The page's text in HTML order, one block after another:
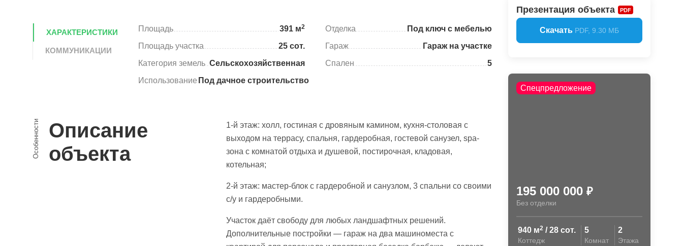
ХАРАКТЕРИСТИКИ
КОММУНИКАЦИИ
Площадь 391 м2
Площадь участка
25 сот.
Категория земель Сельскохозяйственная
Использование Под дачное строительство
Отделка
Под ключ с мебелью
Гараж
Гараж на участке
Спален
5
Особенности Описание
объекта
1-й этаж: холл, гостиная с дровяным камином, кухня-столовая с
выходом на террасу, спальня, гардеробная, гостевой санузел, spa-
зона с комнатой отдыха и душевой, постирочная, кладовая,
котельная;
2-й этаж: мастер-блок с гардеробной и санузлом, 3 спальни со своими
с/у и гардеробными.
Участок даёт свободу для любых ландшафтных решений.
Дополнительные постройки — гараж на два машиноместа с
Презентация объекта PDF
Скачать PDF, 9.30 МБ
Спецпредложение
195 000 000 ₽
Без отделки
940 м2 / 28 сот.
Коттедж
5
Комнат
2
Этажа